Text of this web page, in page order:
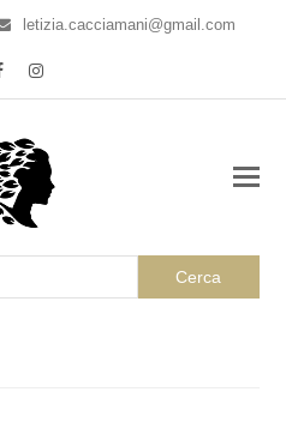
letizia.cacciamani@gmail.com
FacebookInstagram
Cerca